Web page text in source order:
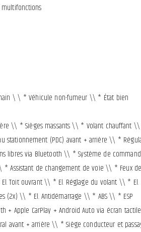
\ \ * Véhicule non-fumeur \\ * État bien
\\ * Sièges massants \\ * Volant chauffant
(PDC) avant + arrière \\ *
libres via Bluetooth \\ * Système de
Assistant de changement de voie \\ * Feux de
Toit ouvrant \\ * El. Réglage du volant \\ * El.
(2x) \\ * El. Antidémarrage \\ * ABS \\ * ESP
+ Apple CarPlay + Android Auto via écran
avant + arrière \\ * Siège conducteur et